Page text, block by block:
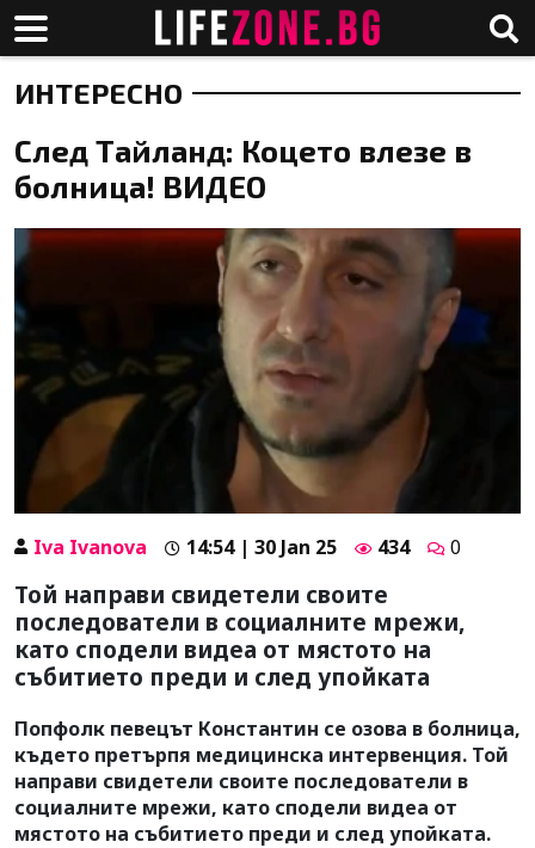
ИНТЕРЕСНО
След Тайланд: Коцето влезе в
болница! ВИДЕО
Iva Ivanova 14:54 | 30 Jan 25 434 0
Той направи свидетели своите
последователи в социалните мрежи,
като сподели видеа от мястото на
събитието преди и след упойката
Попфолк певецът Константин се озова в болница,
където претърпя медицинска интервенция. Той
направи свидетели своите последователи в
социалните мрежи, като сподели видеа от
мястото на събитието преди и след упойката.